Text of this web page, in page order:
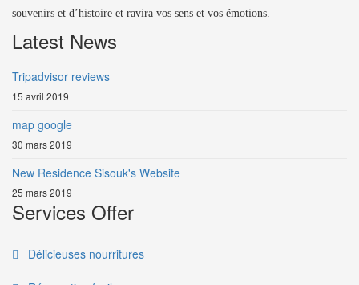
souvenirs et d’histoire et ravira vos sens et vos émotions.
Latest News
Tripadvisor reviews
15 avril 2019
map google
30 mars 2019
New Residence Sisouk's Website
25 mars 2019
Services Offer
Délicieuses nourritures